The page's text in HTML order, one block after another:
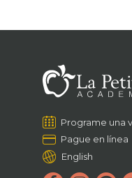
Programe una
Pague en línea
English